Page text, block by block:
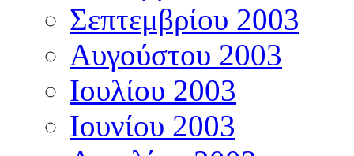
Σεπτεμβρίου 2003
Αυγούστου 2003
Ιουλίου 2003
Ιουνίου 2003